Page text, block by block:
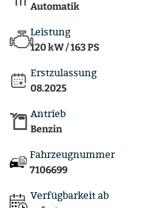
Automatik
Leistung
120 kW / 163 PS
Erstzulassung
08.2025
Antrieb
Benzin
Fahrzeugnummer
7106699
Verfügbarkeit ab